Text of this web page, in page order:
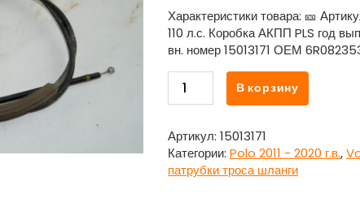
Характеристики товара: 🎫
110 л.с. Коробка АКПП PLS год
вн. номер 15013171 ОЕМ
Количество
товара
капота
Фольксваген
Поло
/
В корзину
Артикул: 15013171
Категории: Polo 2011 - 2020 г.в.,
патрубки троса шланги